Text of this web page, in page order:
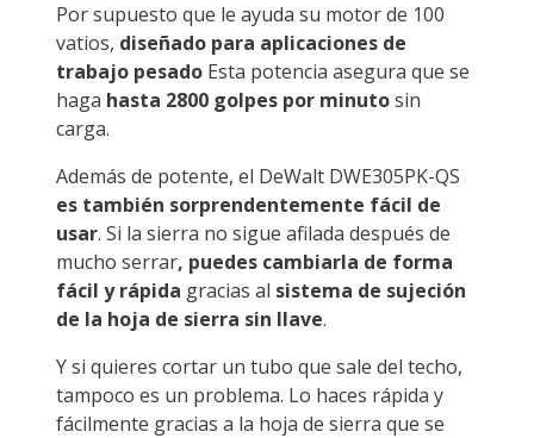
Por supuesto que le ayuda su motor de 100
vatios, diseñado para aplicaciones de
trabajo pesado Esta potencia asegura que se
haga hasta 2800 golpes por minutosin
carga.
Además de potente, el DeWalt DWE305PK-QS
es también sorprendentemente fácil de
usar. Si la sierra no sigue afilada después de
mucho serrar, puedes cambiarla de forma
fácil y rápida gracias al sistema de sujeción
de la hoja de sierra sin llave.
Y si quieres cortar un tubo que sale del techo,
tampoco es un problema. Lo haces rápida y
fácilmente gracias a la hoja de sierra que se